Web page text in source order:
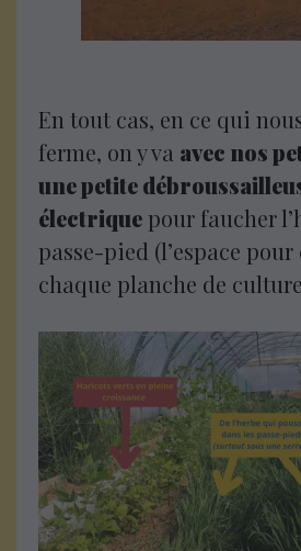
En tout cas, en ce qui
ferme, on y va avec nos
une petite
électrique pour faucher
passe-pied (l’espace
chaque planche de